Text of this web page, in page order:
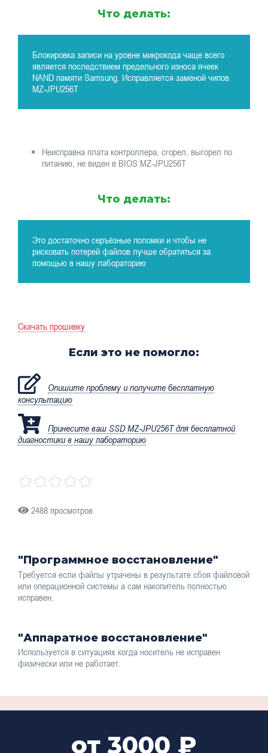
Что делать:
Блокировка записи на уровне микрокода чаще всего
является последствием предельного износа ячеек
NAND памяти Samsung. Исправляется заменой чипов
MZ-JPU256T
Неисправна плата контроллера, сгорел, выгорел по
питанию, не виден в BIOS MZ-JPU256T
Что делать:
Это достаточно серъёзные поломки и чтобы не
рисковать потерей файлов лучше обратиться за
помощью в нашу лабораторию
Скачать прошивку
Если это не помогло:
Опишите проблему и получите бесплатную
консультацию
Принесите ваш SSD MZ-JPU256T для бесплатной
диагностики в нашу лабораторию
2488 просмотров
"Программное восстановление"
Требуется если файлы утрачены в результате сбоя файловой
или операционной системы а сам накопитель полностью
исправен.
"Аппаратное восстановление"
Используется в ситуациях когда носитель не исправен
физически или не работает.
от 3000